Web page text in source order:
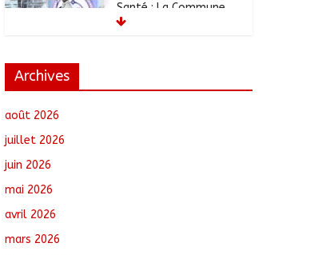
Santé : La Commune
de N’Djamena et l’OMS
août 6, 2026
Archives
août 2026
juillet 2026
juin 2026
mai 2026
avril 2026
mars 2026